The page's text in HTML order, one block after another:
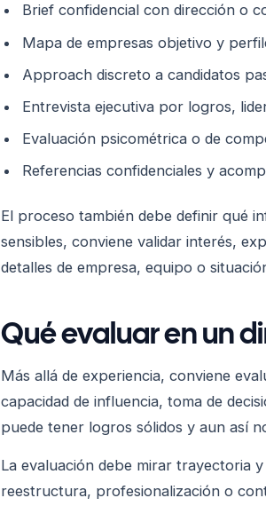
Brief confidencial con dirección o
Mapa de empresas objetivo y
Approach discreto a candidatos
Entrevista ejecutiva por logros,
Evaluación psicométrica o de
Referencias confidenciales y
El proceso también debe definir qué
sensibles, conviene validar interés,
detalles de empresa, equipo o
Qué evaluar en un
Más allá de experiencia, conviene
capacidad de influencia, toma de
puede tener logros sólidos y aun así
La evaluación debe mirar trayectoria
reestructura, profesionalización o